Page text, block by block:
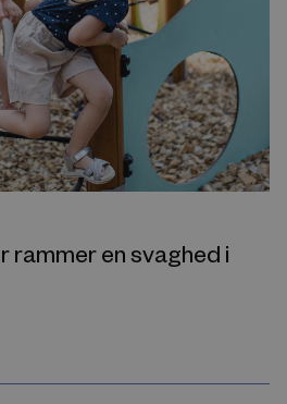
rammer en svaghed i